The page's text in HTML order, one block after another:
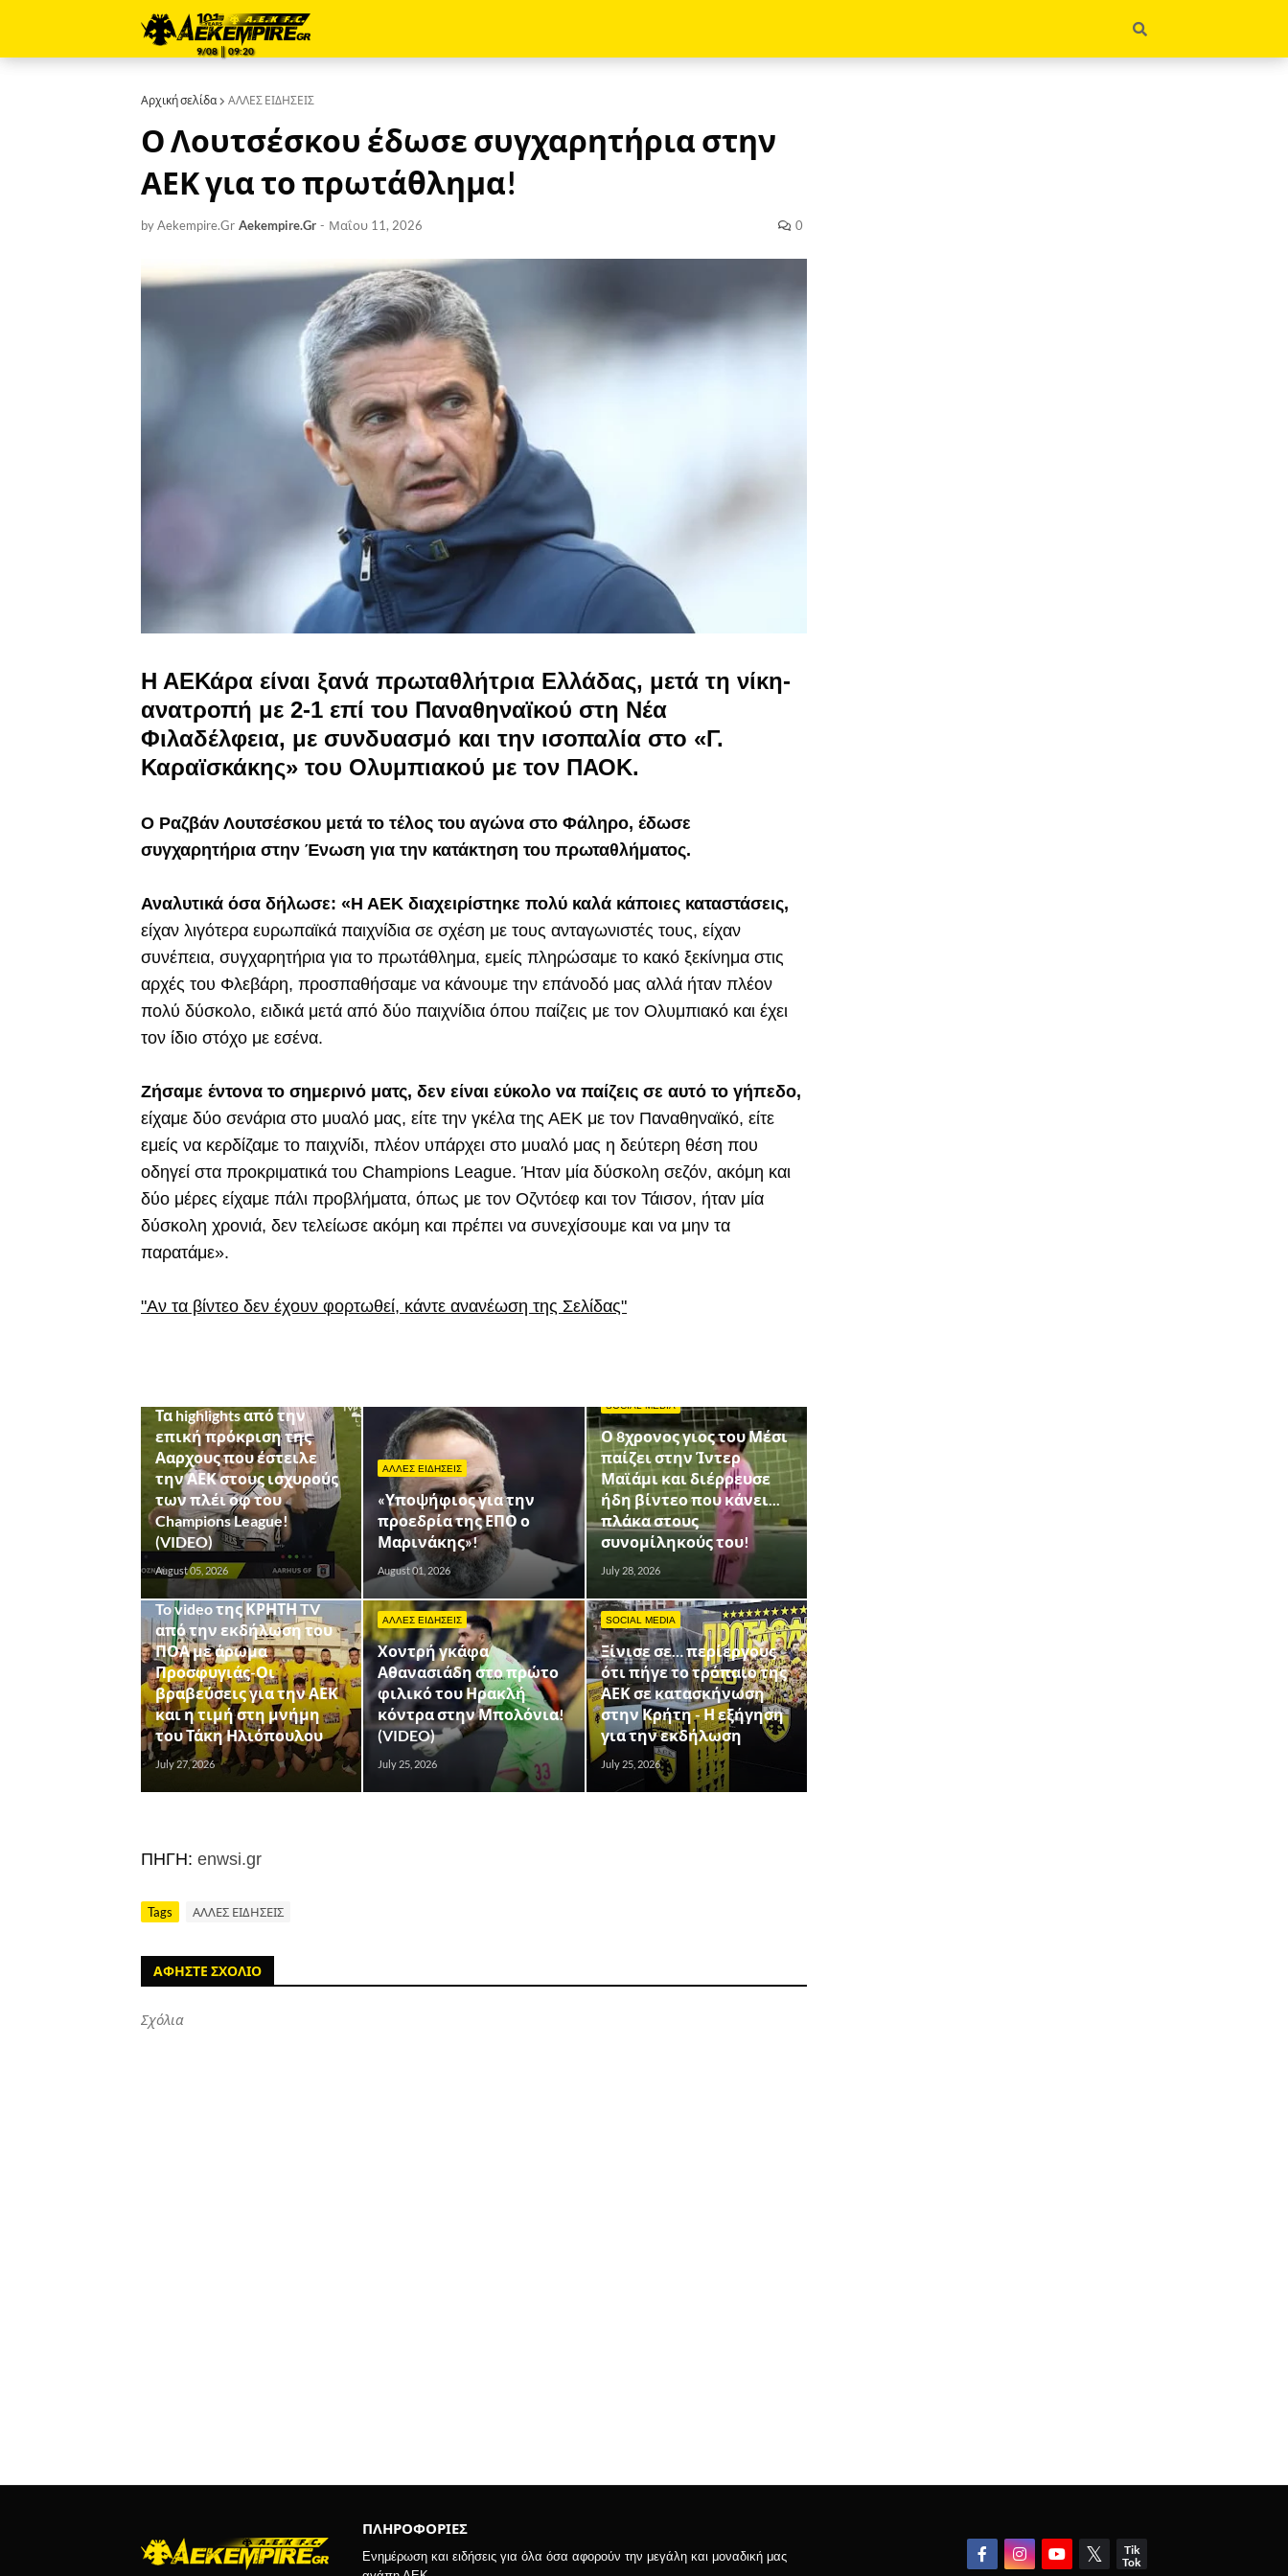
9/08 ║ 09:20
Αρχική σελίδα ΑΛΛΕΣ ΕΙΔΗΣΕΙΣ
Ο Λουτσέσκου έδωσε συγχαρητήρια στην
ΑΕΚ για το πρωτάθλημα!
by Aekempire.Gr Aekempire.Gr - Μαΐου 11, 2026 0
Η ΑΕΚάρα είναι ξανά πρωταθλήτρια Ελλάδας, μετά τη νίκη-
ανατροπή με 2-1 επί του Παναθηναϊκού στη Νέα
Φιλαδέλφεια, με συνδυασμό και την ισοπαλία στο «Γ.
Καραϊσκάκης» του Ολυμπιακού με τον ΠΑΟΚ.
Ο Ραζβάν Λουτσέσκου μετά το τέλος του αγώνα στο Φάληρο, έδωσε
συγχαρητήρια στην Ένωση για την κατάκτηση του πρωταθλήματος.
Αναλυτικά όσα δήλωσε: «Η ΑΕΚ διαχειρίστηκε πολύ καλά κάποιες καταστάσεις,
είχαν λιγότερα ευρωπαϊκά παιχνίδια σε σχέση με τους ανταγωνιστές τους, είχαν
συνέπεια, συγχαρητήρια για το πρωτάθλημα, εμείς πληρώσαμε το κακό ξεκίνημα στις
αρχές του Φλεβάρη, προσπαθήσαμε να κάνουμε την επάνοδό μας αλλά ήταν πλέον
πολύ δύσκολο, ειδικά μετά από δύο παιχνίδια όπου παίζεις με τον Ολυμπιακό και έχει
τον ίδιο στόχο με εσένα.
Ζήσαμε έντονα το σημερινό ματς, δεν είναι εύκολο να παίζεις σε αυτό το γήπεδο,
είχαμε δύο σενάρια στο μυαλό μας, είτε την γκέλα της ΑΕΚ με τον Παναθηναϊκό, είτε
εμείς να κερδίζαμε το παιχνίδι, πλέον υπάρχει στο μυαλό μας η δεύτερη θέση που
οδηγεί στα προκριματικά του Champions League. Ήταν μία δύσκολη σεζόν, ακόμη και
δύο μέρες είχαμε πάλι προβλήματα, όπως με τον Οζντόεφ και τον Τάισον, ήταν μία
δύσκολη χρονιά, δεν τελείωσε ακόμη και πρέπει να συνεχίσουμε και να μην τα
παρατάμε».
"Αν τα βίντεο δεν έχουν φορτωθεί, κάντε ανανέωση της Σελίδας"
Τα highlights από την
επική πρόκριση της
Ααρχους που έστειλε
την ΑΕΚ στους ισχυρούς
των πλέι οφ του
Champions League!
(VIDEO)
August 05, 2026
ΑΛΛΕΣ ΕΙΔΗΣΕΙΣ
«Υποψήφιος για την
προεδρία της ΕΠΟ ο
Μαρινάκης»!
August 01, 2026
SOCIAL MEDIA
Ο 8χρονος γιος του Μέσι
παίζει στην Ίντερ
Μαϊάμι και διέρρευσε
ήδη βίντεο που κάνει...
πλάκα στους
συνομίληκούς του!
July 28, 2026
VIDEO
To video της ΚΡΗΤΗ TV
από την εκδήλωση του
ΠΟΑ με άρωμα
Προσφυγιάς-Οι
βραβεύσεις για την ΑΕΚ
και η τιμή στη μνήμη
του Τάκη Ηλιόπουλου
July 27, 2026
ΑΛΛΕΣ ΕΙΔΗΣΕΙΣ
Χοντρή γκάφα
Αθανασιάδη στο πρώτο
φιλικό του Ηρακλή
κόντρα στην Μπολόνια!
(VIDEO)
July 25, 2026
SOCIAL MEDIA
Ξίνισε σε… περίεργους
ότι πήγε το τρόπαιο της
ΑΕΚ σε κατασκήνωση
στην Κρήτη - Η εξήγηση
για την εκδήλωση
July 25, 2026
ΠΗΓΗ: enwsi.gr
Tags ΑΛΛΕΣ ΕΙΔΗΣΕΙΣ
ΑΦΗΣΤΕ ΣΧΟΛΙΟ
Σχόλια
ΠΛΗΡΟΦΟΡΙΕΣ
Ενημέρωση και ειδήσεις για όλα όσα αφορούν την μεγάλη και μοναδική μας